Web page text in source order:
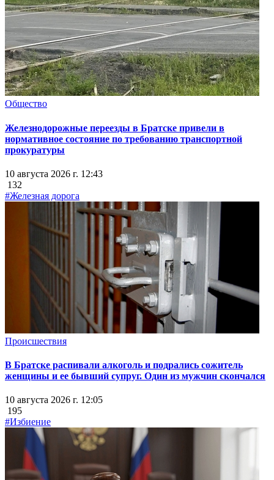
Общество
Железнодорожные переезды в Братске привели в
нормативное состояние по требованию транспортной
прокуратуры
10 августа 2026 г. 12:43
132
#Железная дорога
Происшествия
В Братске распивали алкоголь и подрались сожитель
женщины и ее бывший супруг. Один из мужчин скончался
10 августа 2026 г. 12:05
195
#Избиение